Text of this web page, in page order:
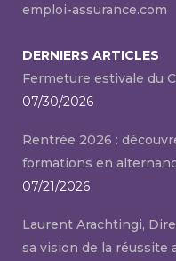
emploi-assurance.com
DERNIERS ARTICLES
Fermeture estivale du
07/30/2026
Rentrée 2026 :
formations en
07/21/2026
Laurent Arachtingi,
sa vision de la réussite